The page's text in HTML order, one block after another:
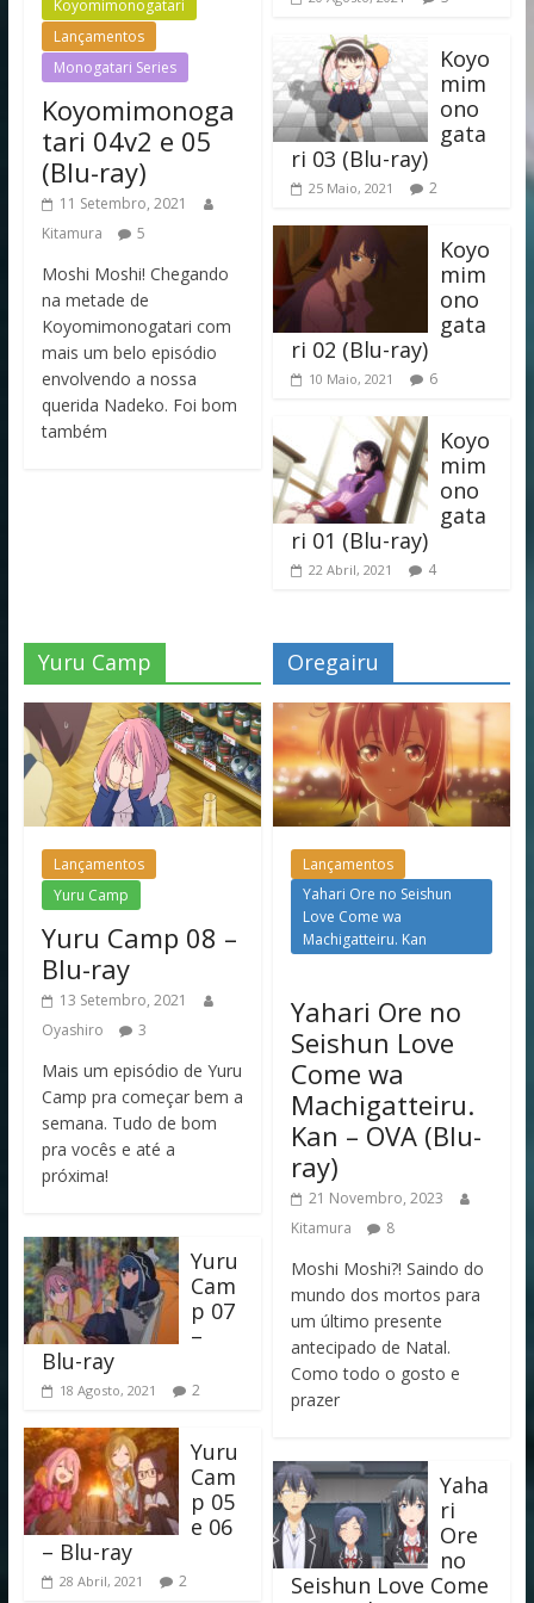
Koyomimonogatari
Lançamentos
Monogatari Series
Koyomimonoga
tari 04v2 e 05
(Blu-ray)
11 Setembro, 2021
Kitamura
5
Moshi Moshi! Chegando
na metade de
Koyomimonogatari com
mais um belo episódio
envolvendo a nossa
querida Nadeko. Foi bom
também
Koyo
mim
ono
gata
ri 03 (Blu-ray)
25 Maio, 2021 2
Koyo
mim
ono
gata
ri 02 (Blu-ray)
10 Maio, 2021 6
Koyo
mim
ono
gata
ri 01 (Blu-ray)
22 Abril, 2021 4
Yuru Camp
Lançamentos
Yuru Camp
Yuru Camp 08 –
Blu-ray
13 Setembro, 2021
Oyashiro
3
Mais um episódio de Yuru
Camp pra começar bem a
semana. Tudo de bom
pra vocês e até a
próxima!
Yuru
Cam
p 07
–
Blu-ray
18 Agosto, 2021 2
Yuru
Cam
p 05
e 06
– Blu-ray
28 Abril, 2021 2
Oregairu
Lançamentos
Yahari Ore no Seishun
Love Come wa
Machigatteiru. Kan
Yahari Ore no
Seishun Love
Come wa
Machigatteiru.
Kan – OVA (Blu-
ray)
21 Novembro, 2023
Kitamura
8
Moshi Moshi?! Saindo do
mundo dos mortos para
um último presente
antecipado de Natal.
Como todo o gosto e
prazer
Yaha
ri
Ore
no
Seishun Love Come